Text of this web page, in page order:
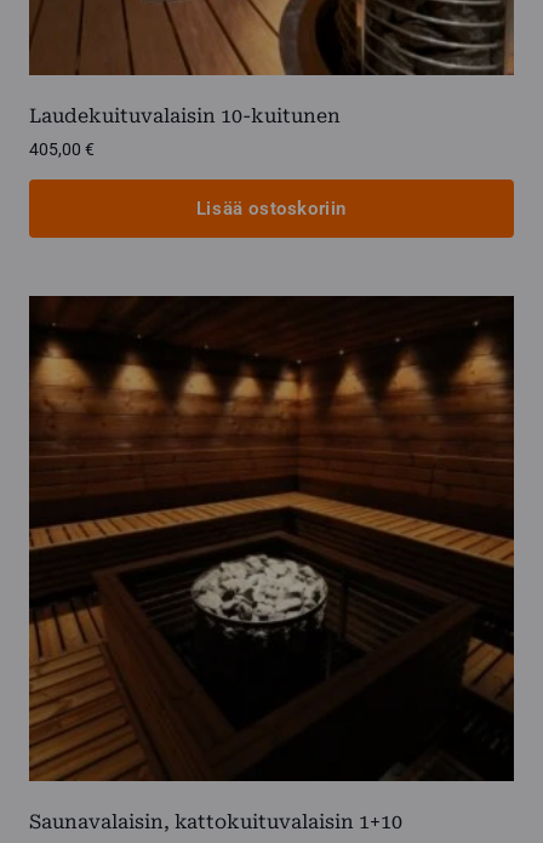
Laudekuituvalaisin 10-kuitunen
405,00 €
Lisää ostoskoriin
Saunavalaisin, kattokuituvalaisin 1+10